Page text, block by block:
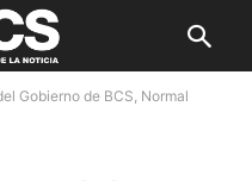
Gobierno de BCS, Normal